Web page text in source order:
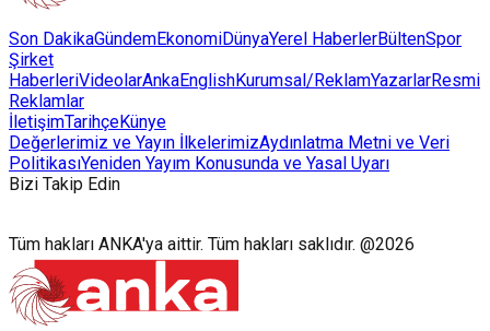
Son DakikaGündemEkonomiDünyaYerel HaberlerBültenSpor
Şirket
HaberleriVideolarAnkaEnglishKurumsal/ReklamYazarlarResmi
Reklamlar
İletişimTarihçeKünye
Değerlerimiz ve Yayın İlkelerimizAydınlatma Metni ve Veri
PolitikasıYeniden Yayım Konusunda ve Yasal Uyarı
Bizi Takip Edin
Tüm hakları ANKA'ya aittir. Tüm hakları saklıdır. @2026